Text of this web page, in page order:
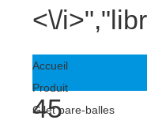
<\/
Accueil
Produit
Gilet pare-balles
45